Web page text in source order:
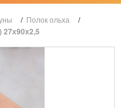
/ Полок ольха /
27х90х2,5